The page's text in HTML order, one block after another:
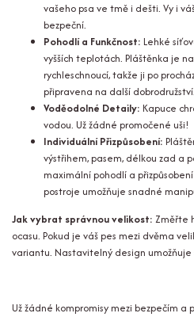
vašeho psa ve tmě i dešti. Vy i
bezpeční.
Pohodlí a Funkčnost: Lehké
vyšších teplotách. Pláštěnka je
rychleschnoucí, takže ji po
připravena na další dobrodružství.
Voděodolné Detaily: Kapuce
vodou. Už žádné promočené uši!
Individuální Přizpůsobení:
výstřihem, pasem, délkou zad a
maximální pohodlí a
postroje umožňuje snadné
Jak vybrat správnou velikost: Změřte
ocasu. Pokud je váš pes mezi dvěma
variantu. Nastavitelný design umožňuje
Už žádné kompromisy mezi bezpečím a